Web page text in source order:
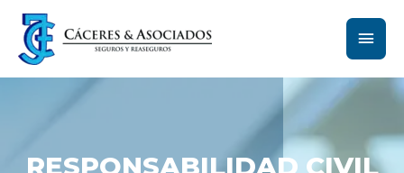
RESPONSABILIDAD CIVIL